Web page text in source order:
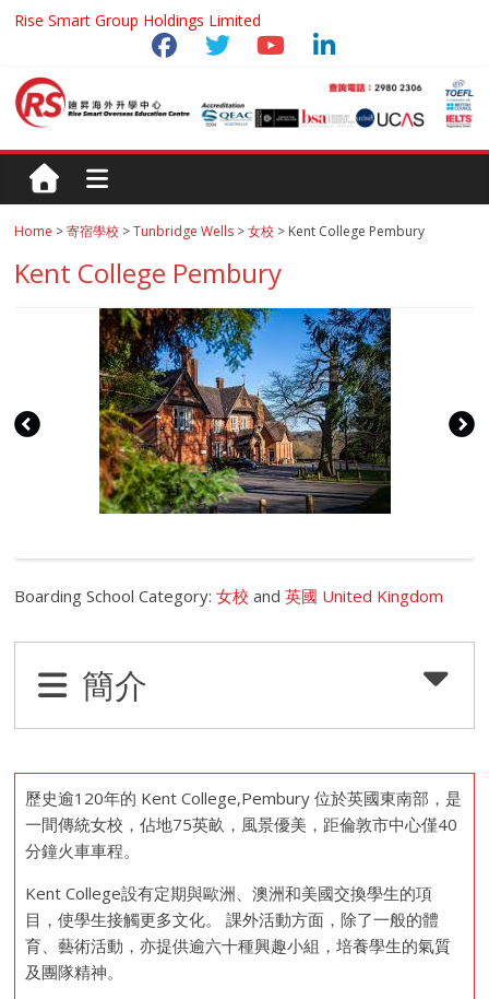
Rise Smart Group Holdings Limited
Home >寄宿學校 >Tunbridge Wells >女校 > Kent College Pembury
Kent College Pembury
Boarding School Category:女校 and英國 United Kingdom
簡介
歷史逾120年的 Kent College,Pembury 位於英國東南部，是
一間傳統女校，佔地75英畝，風景優美，距倫敦市中心僅40
分鐘火車車程。
Kent College設有定期與歐洲、澳洲和美國交換學生的項
目，使學生接觸更多文化。 課外活動方面，除了一般的體
育、藝術活動，亦提供逾六十種興趣小組，培養學生的氣質
及團隊精神。